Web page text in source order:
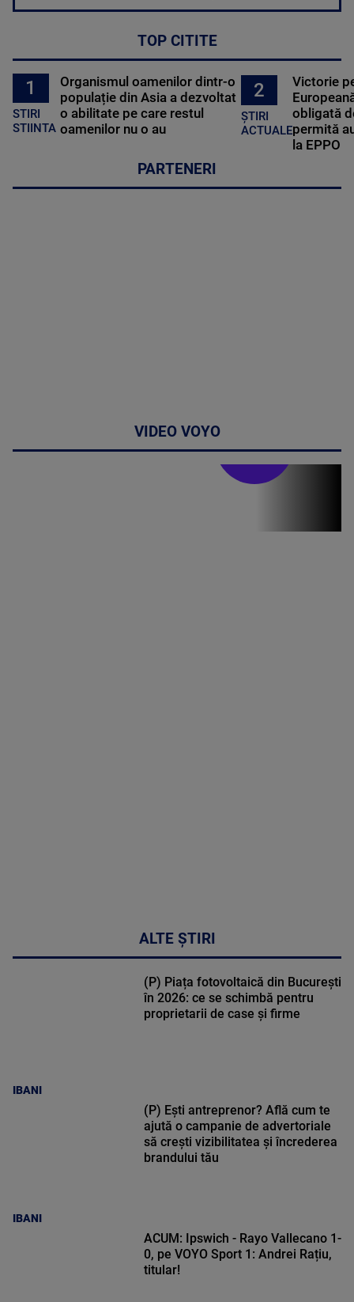
TOP CITITE
1
STIRI
STIINTA
Organismul oamenilor dintr-o
populație din Asia a dezvoltat
o abilitate pe care restul
oamenilor nu o au
2
ȘTIRI
ACTUALE
Victorie
obligată
permită
la EPPO
PARTENERI
VIDEO VOYO
Stirile PRO TV
ALTE ȘTIRI
IBANI
(P) Piața fotovoltaică din București
în 2026: ce se schimbă pentru
proprietarii de case și firme
IBANI
(P) Ești antreprenor? Află cum te
ajută o campanie de advertoriale
să crești vizibilitatea și încrederea
brandului tău
ACUM: Ipswich - Rayo Vallecano 1-
0, pe VOYO Sport 1: Andrei Rațiu,
titular!